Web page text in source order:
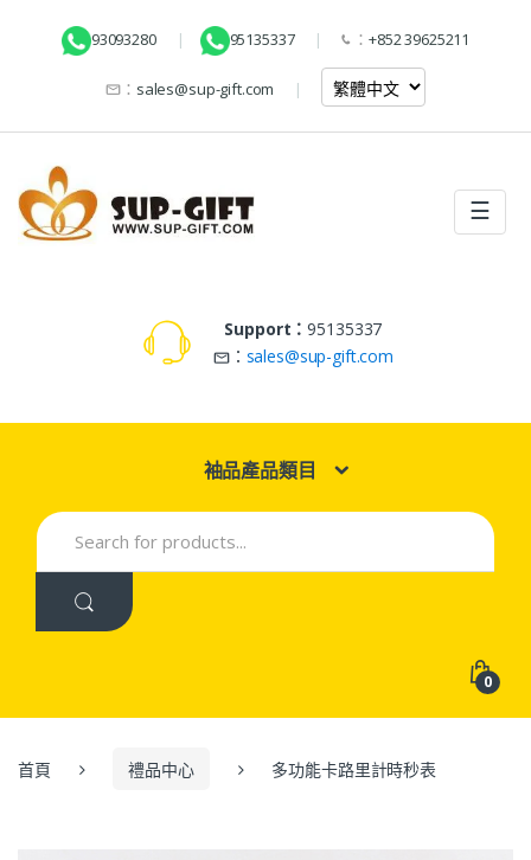
93093280 95135337 ： +852 39625211
： sales@sup-gift.com
☰
Support：95135337
： sales@sup-gift.com
袖品產品類目
Search
for:
0
首頁 禮品中心 多功能卡路里計時秒表